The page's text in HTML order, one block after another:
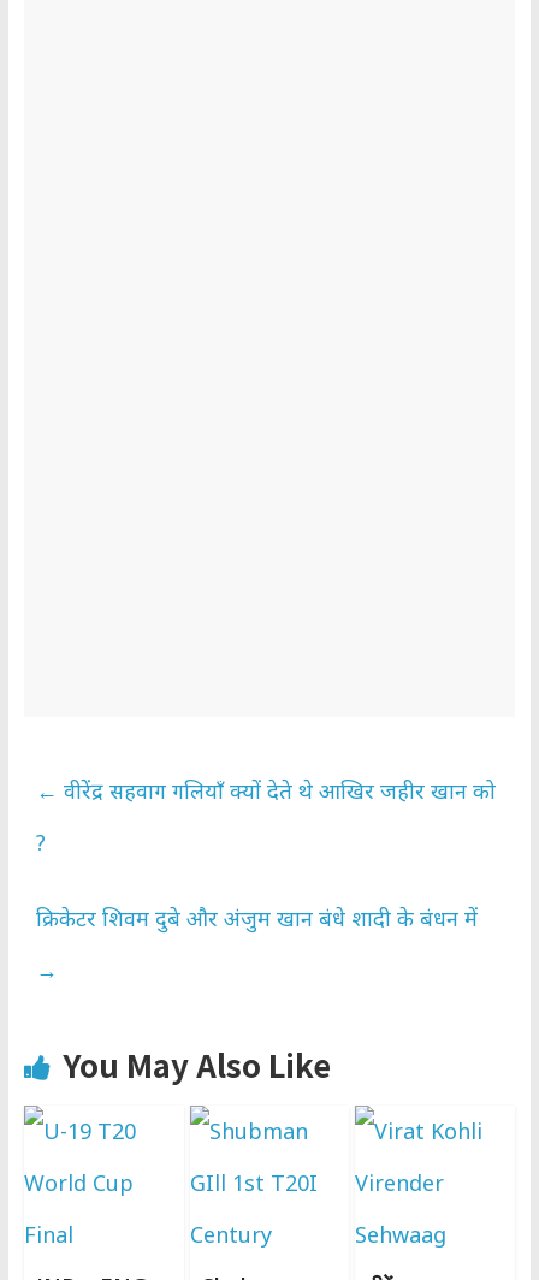
← वीरेंद्र सहवाग गलियाँ क्यों देते थे आखिर जहीर खान को
?
क्रिकेटर शिवम दुबे और अंजुम खान बंधे शादी के बंधन में
→
You May Also Like